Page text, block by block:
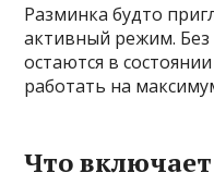
Разминка будто
активный режим.
остаются в
работать на
Что